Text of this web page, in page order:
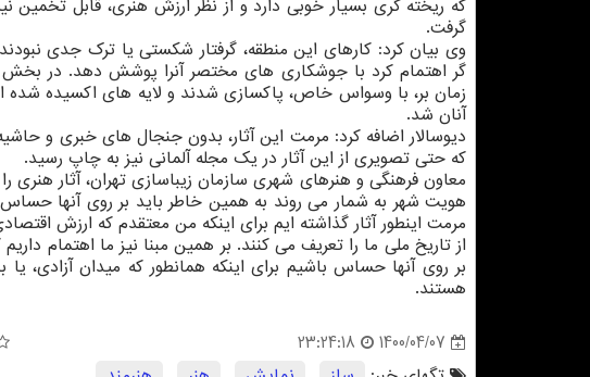
که ریخته گری بسیار خوبی دارد و از نظر ارزش هنری، قابل تخمین
گرفت.
وی بیان کرد: کارهای این منطقه، گرفتار شکستی یا ترک جدی
گر اهتمام کرد با جوشکاری های مختصر آنرا پوشش دهد. در بخش
زمان بر، با وسواس خاص، پاکسازی شدند و لایه های اکسیده شده
آنان شد.
دیوسالار اضافه کرد: مرمت این آثار، بدون جنجال های خبری و
که حتی تصویری از این آثار در یک مجله آلمانی نیز به چاپ رسید.
معاون فرهنگی و هنرهای شهری سازمان زیباسازی تهران، آثار هنری
هویت شهر به شمار می روند به همین خاطر باید بر روی آنها حساس
مرمت اینطور آثار گذاشته ایم برای اینکه من معتقدم که ارزش
از تاریخ ملی ما را تعریف می کنند. بر همین مبنا نیز ما اهتمام
بر روی آنها حساس باشیم برای اینکه همانطور که میدان آزادی،
هستند.
1400/04/07
23:24:18